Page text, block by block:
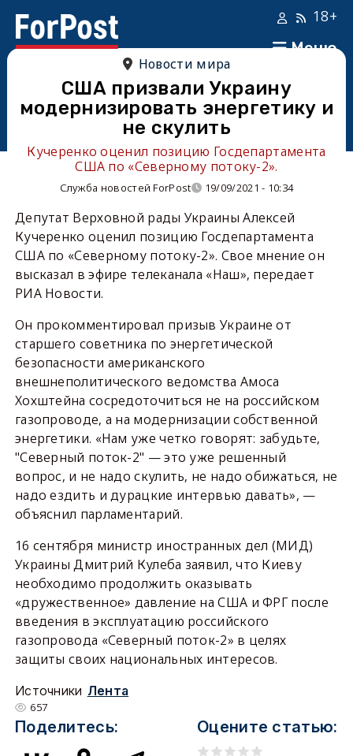
Меню
18+
Новости мира
США призвали Украину
модернизировать энергетику и
не скулить
Кучеренко оценил позицию Госдепартамента
США по «Северному потоку-2».
Служба новостей ForPost 19/09/2021 - 10:34
Депутат Верховной рады Украины Алексей
Кучеренко оценил позицию Госдепартамента
США по «Северному потоку-2». Свое мнение он
высказал в эфире телеканала «Наш», передает
РИА Новости.
Он прокомментировал призыв Украине от
старшего советника по энергетической
безопасности американского
внешнеполитического ведомства Амоса
Хохштейна сосредоточиться не на российском
газопроводе, а на модернизации собственной
энергетики. «Нам уже четко говорят: забудьте,
"Северный поток-2" — это уже решенный
вопрос, и не надо скулить, не надо обижаться, не
надо ездить и дурацкие интервью давать», —
объяснил парламентарий.
16 сентября министр иностранных дел (МИД)
Украины Дмитрий Кулеба заявил, что Киеву
необходимо продолжить оказывать
«дружественное» давление на США и ФРГ после
введения в эксплуатацию российского
газопровода «Северный поток-2» в целях
защиты своих национальных интересов.
Источники Лента
657
Поделитесь: Оцените статью: